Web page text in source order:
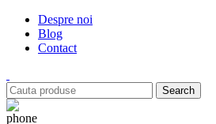
Despre noi
Blog
Contact
Search